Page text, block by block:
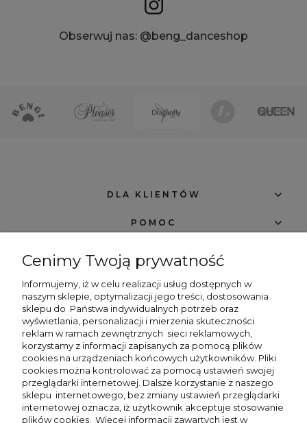
Obserwuj nas: @beng_danceshop
DLA KLIENTÓW
POMOC
NEWSLETTER -7% NA PIERWSZE ZAKUPY
zapisz się
Chcę dostawać powiadomienia o nowościach i rabatach w sklepie Beng
Shop.
Cenimy Twoją prywatność
Informujemy, iż w celu realizacji usług dostępnych w
naszym sklepie, optymalizacji jego treści, dostosowania
sklepu do Państwa indywidualnych potrzeb oraz
wyświetlania, personalizacji i mierzenia skuteczności
reklam w ramach zewnętrznych sieci reklamowych,
korzystamy z informacji zapisanych za pomocą plików
cookies na urządzeniach końcowych użytkowników. Pliki
cookies można kontrolować za pomocą ustawień swojej
przeglądarki internetowej. Dalsze korzystanie z naszego
sklepu internetowego, bez zmiany ustawień przeglądarki
internetowej oznacza, iż użytkownik akceptuje stosowanie
plików cookies. Więcej informacji zawartych jest w